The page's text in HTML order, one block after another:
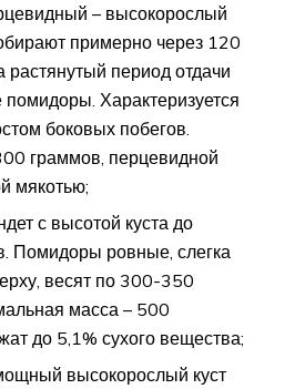
– высокорослый
примерно через 120
растянутый период отдачи
помидоры. Характеризуется
боковых побегов.
граммов, перцевидной
мякотью;
с высотой куста до
Помидоры ровные, слегка
весят по 300-350
масса – 500
до 5,1% сухого вещества;
высокорослый куст